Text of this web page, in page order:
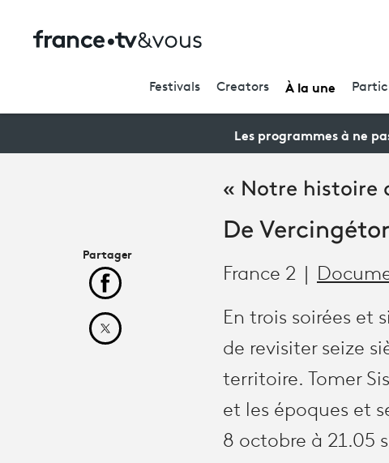
Festivals Creators À la une
Les programmes à ne
« Notre histoire
De
France 2
En trois soirées et
de revisiter seize
territoire. Tomer
et les époques et
8 octobre à 21.05
Partager
Partager cet article sur Facebook
Partager cet article sur X